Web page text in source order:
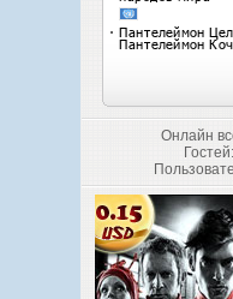
Онлайн